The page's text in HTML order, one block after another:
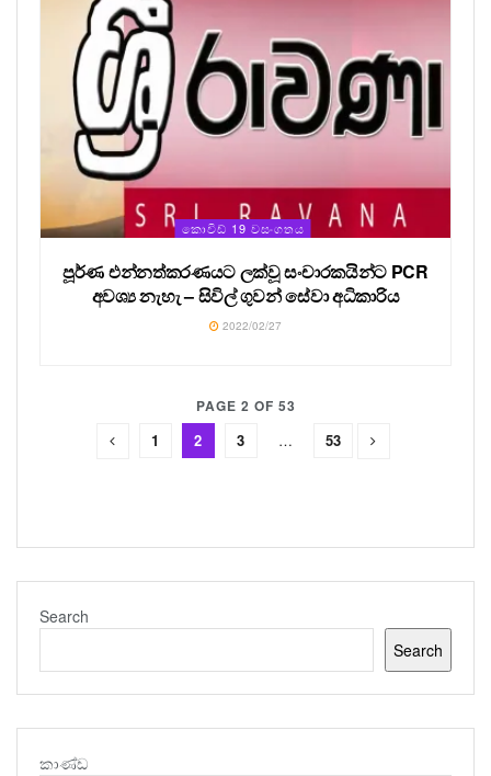
කොවිඩ් 19 වසංගතය
පූර්ණ එන්නත්කරණයට ලක්වූ සංචාරකයින්ට PCR
අවශ්‍ය නැහැ – සිවිල් ගුවන් සේවා අධිකාරිය
2022/02/27
PAGE 2 OF 53
1 2 3 … 53
Search
Search
කාණ්ඩ